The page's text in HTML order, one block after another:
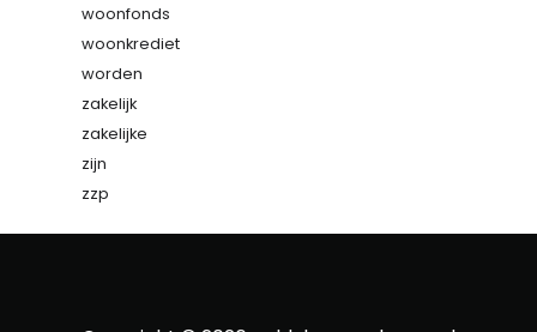
woonfonds
woonkrediet
worden
zakelijk
zakelijke
zijn
zzp